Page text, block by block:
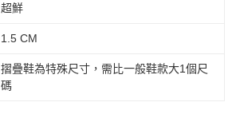
超鮮
1.5 CM
摺疊鞋為特殊尺寸，需比一般鞋款大1個尺
碼